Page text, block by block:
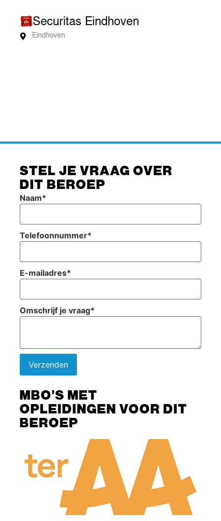
Securitas Eindhoven
Eindhoven
STEL JE VRAAG OVER
DIT BEROEP
Naam*
Telefoonnummer*
E-mailadres*
Omschrijf je vraag*
Verzenden
MBO'S MET
OPLEIDINGEN VOOR DIT
BEROEP